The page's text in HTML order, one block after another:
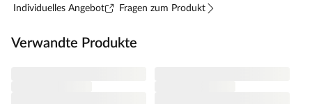
Individuelles Angebot Fragen zum Produkt
Verwandte Produkte